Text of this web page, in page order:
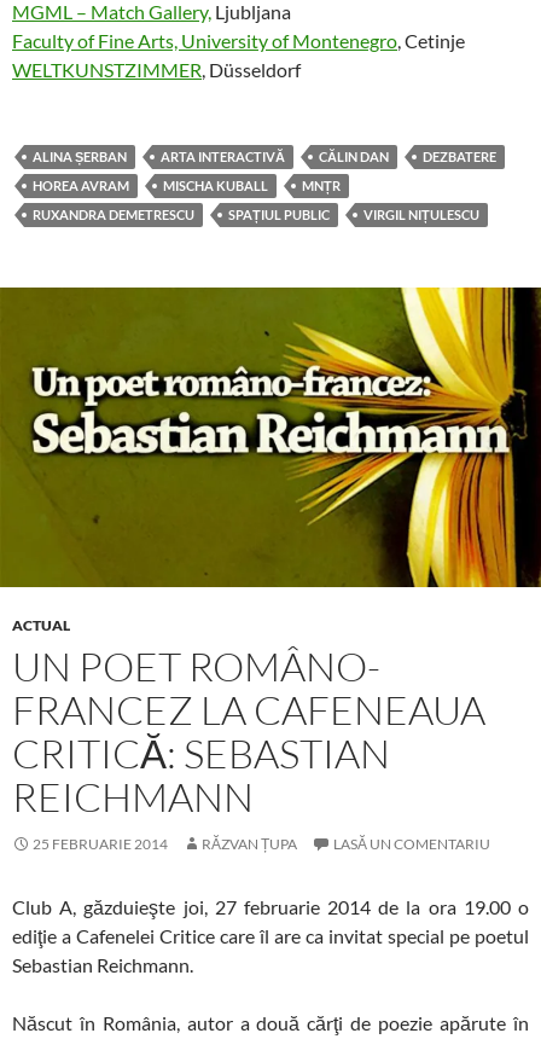
MGML – Match Gallery, Ljubljana
Faculty of Fine Arts, University of Montenegro, Cetinje
WELTKUNSTZIMMER, Düsseldorf
ALINA ȘERBAN ARTA INTERACTIVĂ CĂLIN DAN
DEZBATERE
HOREA AVRAM
MISCHA KUBALL
MNȚR
RUXANDRA DEMETRESCU
SPAȚIUL PUBLIC VIRGIL NIȚULESCU
ACTUAL
UN POET ROMÂNO-
FRANCEZ LA CAFENEAUA
CRITICĂ: SEBASTIAN
REICHMANN
25 FEBRUARIE 2014 RĂZVAN ȚUPA LASĂ UN COMENTARIU
Club A, găzduieşte joi, 27 februarie 2014 de la ora 19.00 o
ediţie a Cafenelei Critice care îl are ca invitat special pe poetul
Sebastian Reichmann.
Născut în România, autor a două cărţi de poezie apărute în